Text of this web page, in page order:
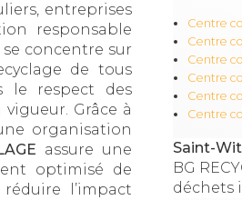
entreprises
responsable
se concentre sur
de tous
le respect des
Grâce à
organisation
assure une
optimisé de
l’impact
Centre
Centre
Centre
Centre
Centre
Centre
Saint-
BG
déchets